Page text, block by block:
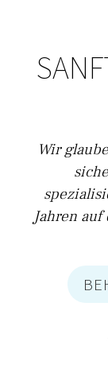
Wir
Jahren